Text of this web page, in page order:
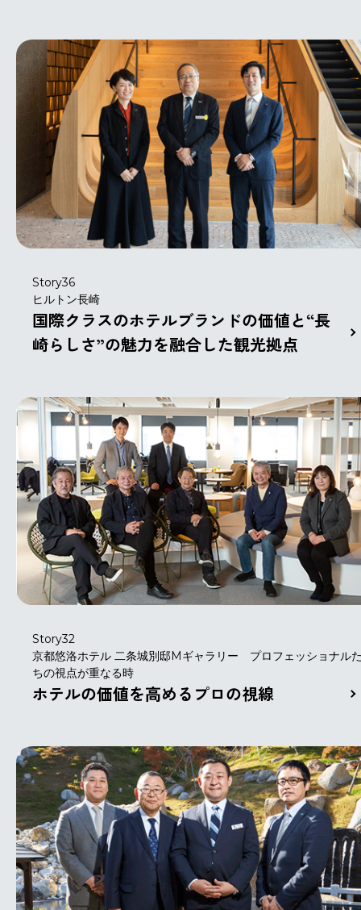
Story36
ヒルトン長崎
国際クラスのホテルブランドの価値と“長
崎らしさ”の魅力を融合した観光拠点
Story32
京都悠洛ホテル 二条城別邸Mギャラリー プロフェッショナル
ちの視点が重なる時
ホテルの価値を高めるプロの視線